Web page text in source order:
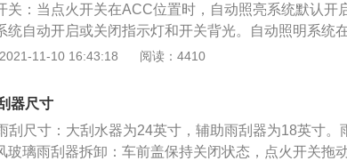
关：当点火开关在ACC位置时，自动照亮系统默认开
统自动开启或关闭指示灯和开关背光。自动照明系统
根据当前环境光线的强度，自动开启或关闭指示灯、
光照明。前照灯：当点火开关处于熄火状态时，打开
的反光，以开启照明。白天行车灯：当点火开关处于
动开启。白天的驾驶灯在指示灯亮了之后会自动关闭
11-10 16:43:18 阅读：4410
器尺寸
刮尺寸：大刮水器为24英寸，辅助雨刮器为18英寸。
玻璃雨刮器拆卸：车前盖保持关闭状态，点火开关拖